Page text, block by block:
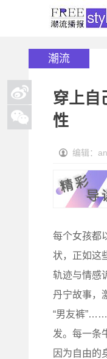
潮流
穿上自
性
编辑：
每个女孩都
状，正如这
轨迹与情感
丹宁故事，
“男友裤”……
发。每一条
因为自由的